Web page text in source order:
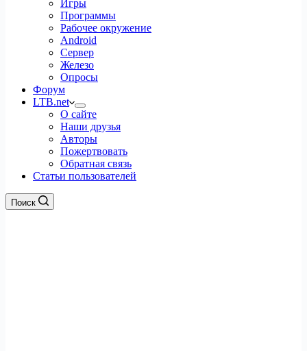
Игры
Программы
Рабочее окружение
Android
Сервер
Железо
Опросы
Форум
LTB.net
О сайте
Наши друзья
Авторы
Пожертвовать
Обратная связь
Статьи пользователей
Поиск